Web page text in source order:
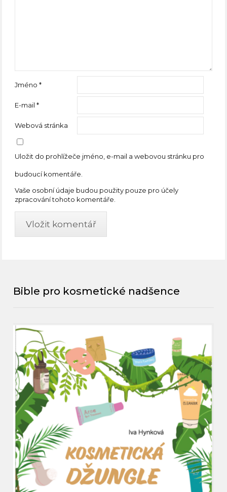
Jméno*
E-mail*
Webová stránka
Uložit do prohlížeče jméno, e-mail a webovou stránku pro
budoucí komentáře.
Vaše osobní údaje budou použity pouze pro účely
zpracování tohoto komentáře.
Bible pro kosmetické nadšence